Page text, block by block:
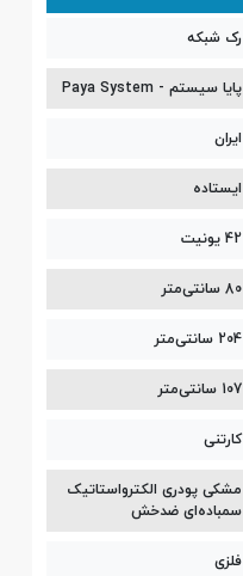
رک شبکه
پایا سیستم - Paya System
ایران
ایستاده
42 یونیت
80 سانتی‌متر
204 سانتی‌متر
107 سانتی‌متر
کارتنی
مشکی پودری الکترواستاتیک
سمباده‌ای ضدخش
فلزی